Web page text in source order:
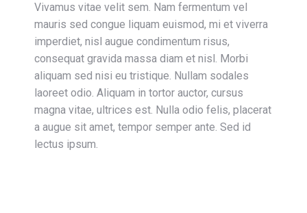
Vivamus vitae velit sem. Nam fermentum vel
mauris sed congue liquam euismod, mi et viverra
imperdiet, nisl augue condimentum risus,
consequat gravida massa diam et nisl. Morbi
aliquam sed nisi eu tristique. Nullam sodales
laoreet odio. Aliquam in tortor auctor, cursus
magna vitae, ultrices est. Nulla odio felis, placerat
a augue sit amet, tempor semper ante. Sed id
lectus ipsum.